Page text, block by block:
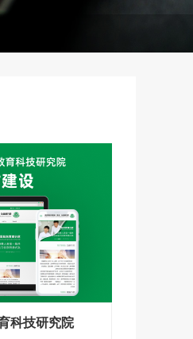
科技研究院